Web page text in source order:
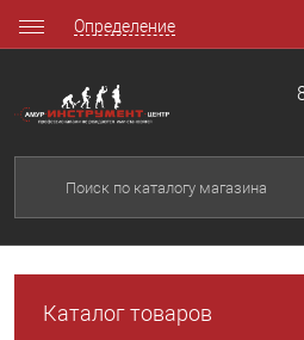
Определение
Каталог товаров